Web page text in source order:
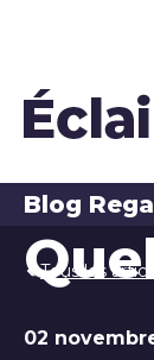
Blog
Tous les
Date de
02